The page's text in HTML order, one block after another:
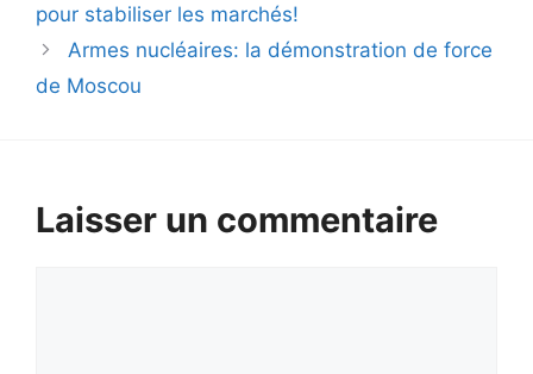
pour stabiliser les marchés!
Armes nucléaires: la démonstration de force
de Moscou
Laisser un commentaire